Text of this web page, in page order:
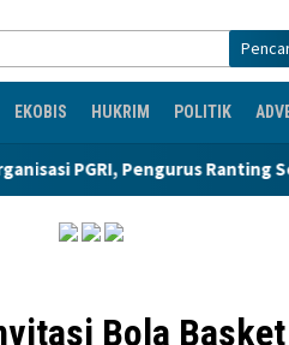
EKOBIS HUKRIM POLITIK
Pengurus Ranting Se-
Bola Basket